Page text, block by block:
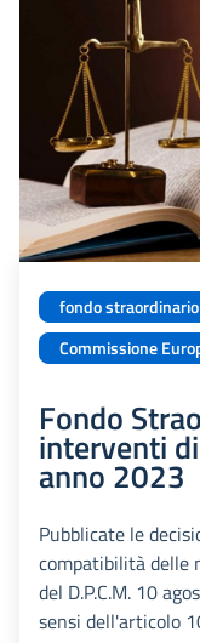
fondo straordinario
Commissione
Fondo
interventi
anno 2023
Pubblicate le
compatibilità delle
del D.P.C.M. 10
sensi dell'articolo